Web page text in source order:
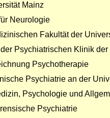
Mainz
Neurologie
Fakultät der
Psychiatrischen Klinik
Psychotherapie
Psychiatrie an der
Psychologie und
Psychiatrie